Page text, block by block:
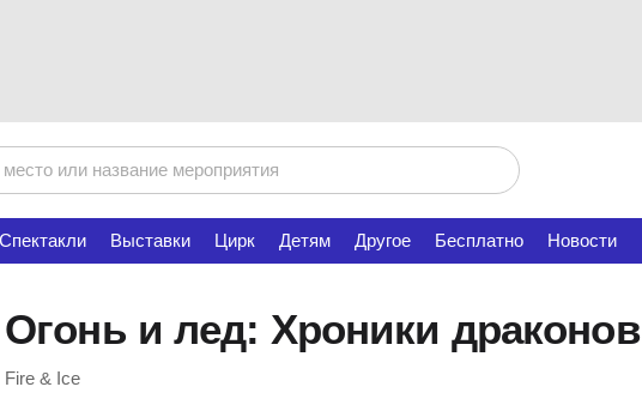
Спектакли Выставки Цирк Детям Другое Бесплатно Новости
Огонь и лед: Хроники драконов
Fire & Ice